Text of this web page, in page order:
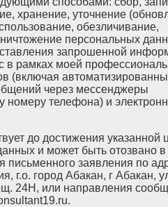
хранение, уточнение
обезличивание,
персональных
запрошенной
в рамках моей
(включая
через мессенджеры
номеру телефона) и
до достижения указанной
и может быть отозвано
письменного заявления по
г.о. город Абакан, г Абакан,
24Н, или направления